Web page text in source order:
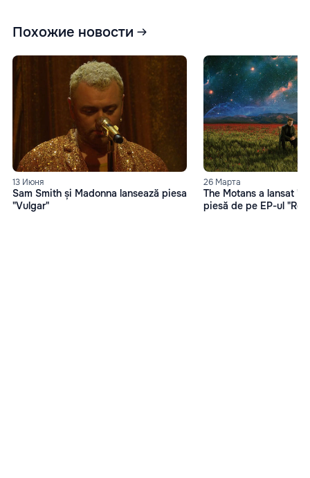
Похожие новости
13 Июня
Sam Smith și Madonna lansează piesa
"Vulgar"
26 Марта
The Motans a lansat
piesă de pe EP-ul